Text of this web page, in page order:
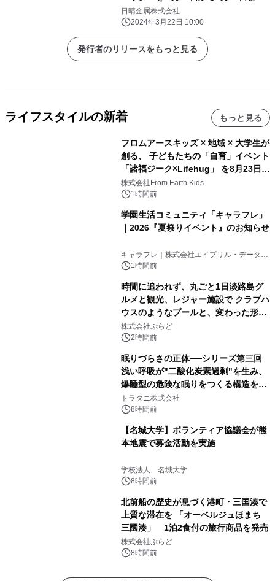
募集！
日晴金属株式会社
2024年3月22日 10:00
発行者のリリースをもっと見る
ライフスタイルの新着 もっと見る
フロムアースキッズ × 地域 × 大学生が
創る、 子どもたちの「自育」イベント
「諸福ジーク×Lifehug」 を8月23日
(日)開催
株式会社From Earth Kids
1時間前
学園生活コミュニティ「キャラフレ」
｜2026『夏祭りイベント』のお知らせ
キャラフレ｜株式会社エイプリル・データ・
デザインズ
1時間前
時間に追われず、丸ごと1日淡路島グ
ルメと観光、レジャー施設で クラブハ
ウスのようなプールと、変わった形の
サウナも 「THE BOXY AWAJI」のお
得な素泊まり連泊プランで
株式会社ぷらど
2時間前
眠りづらさの正体──シリーズ第三回
浅い呼吸が"二酸化炭素過剰"を生み、
爆睡型の危険な眠りをつくる構造を解
説
トラタニ株式会社
8時間前
【名城大学】ボランティア協議会が熊
本地震で募金活動を実施
学校法人 名城大学
8時間前
北前船の歴史が息づく港町・三国湊で
上質な滞在を 「オーベルジュほまち
三國湊」 1泊2食付の旅行商品を発売
株式会社ぷらど
8時間前